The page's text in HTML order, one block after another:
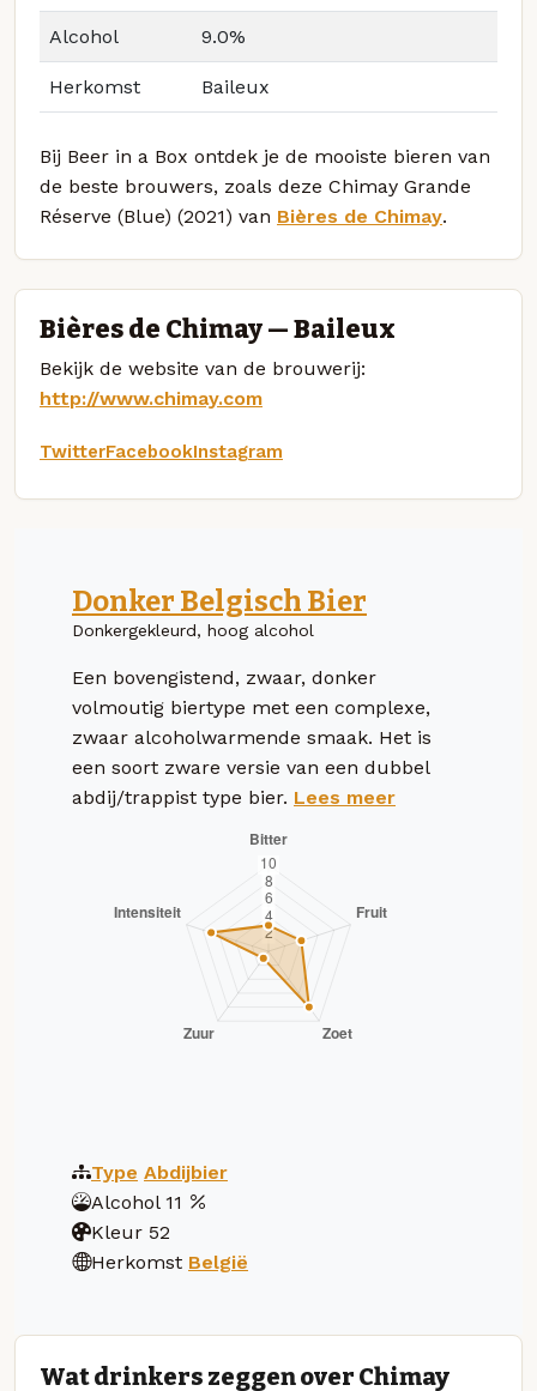
Alcohol 9.0%
Herkomst Baileux
Bij Beer in a Box ontdek je de mooiste bieren van
de beste brouwers, zoals deze Chimay Grande
Réserve (Blue) (2021) van Bières de Chimay.
Bières de Chimay — Baileux
Bekijk de website van de brouwerij:
http://www.chimay.com
TwitterFacebookInstagram
Donker Belgisch Bier
Donkergekleurd, hoog alcohol
Een bovengistend, zwaar, donker
volmoutig biertype met een complexe,
zwaar alcoholwarmende smaak. Het is
een soort zware versie van een dubbel
abdij/trappist type bier. Lees meer
Type Abdijbier
Alcohol 11
Kleur 52
Herkomst België
Wat drinkers zeggen over Chimay